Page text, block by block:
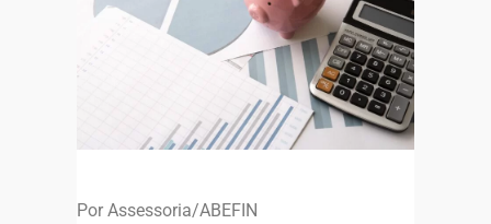
Por Assessoria/ABEFIN